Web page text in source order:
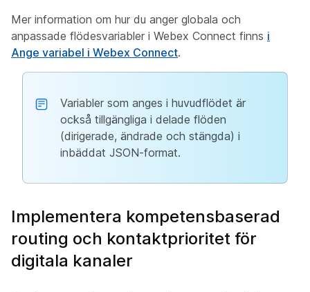
Mer information om hur du anger globala och
anpassade flödesvariabler i Webex Connect finns i
Ange variabel i Webex Connect.
Variabler som anges i huvudflödet är
också tillgängliga i delade flöden
(dirigerade, ändrade och stängda) i
inbäddat JSON-format.
Implementera kompetensbaserad
routing och kontaktprioritet för
digitala kanaler